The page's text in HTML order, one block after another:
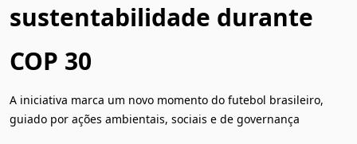
sustentabilidade durante
COP 30
A iniciativa marca um novo momento do futebol brasileiro,
guiado por ações ambientais, sociais e de governança